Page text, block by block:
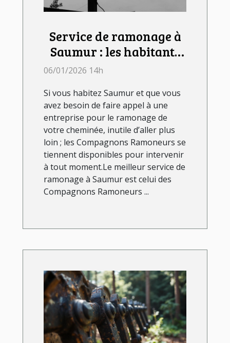
Service de ramonage à
Saumur : les habitants
font confiance aux
Ramoneurs !
06/01/2026 14h
Si vous habitez Saumur et que vous
avez besoin de faire appel à une
entreprise pour le ramonage de
votre cheminée, inutile d’aller plus
loin ; les Compagnons Ramoneurs se
tiennent disponibles pour intervenir
à tout moment.Le meilleur service de
ramonage à Saumur est celui des
Compagnons Ramoneurs ...